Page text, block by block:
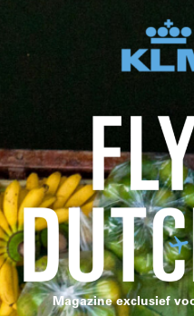
Magazine exclusief